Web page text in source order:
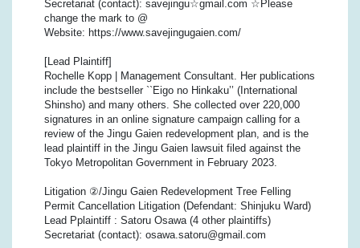
Secretariat (contact): savejingu☆gmail.com ☆Please
change the mark to @
Website: https://www.savejingugaien.com/
[Lead Plaintiff]
Rochelle Kopp | Management Consultant. Her publications
include the bestseller ``Eigo no Hinkaku’’ (International
Shinsho) and many others. She collected over 220,000
signatures in an online signature campaign calling for a
review of the Jingu Gaien redevelopment plan, and is the
lead plaintiff in the Jingu Gaien lawsuit filed against the
Tokyo Metropolitan Government in February 2023.
Litigation ②/Jingu Gaien Redevelopment Tree Felling
Permit Cancellation Litigation (Defendant: Shinjuku Ward)
Lead Pplaintiff : Satoru Osawa (4 other plaintiffs)
Secretariat (contact): osawa.satoru@gmail.com